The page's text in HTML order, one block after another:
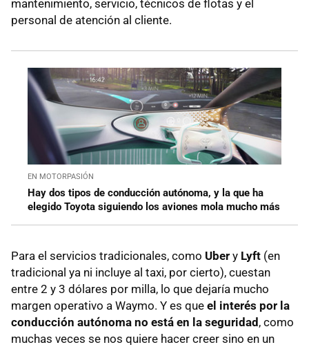
mantenimiento, servicio, técnicos de flotas y el
personal de atención al cliente.
EN MOTORPASIÓN
Hay dos tipos de conducción autónoma, y la que ha
elegido Toyota siguiendo los aviones mola mucho más
Para el servicios tradicionales, como Uber y Lyft (en
tradicional ya ni incluye al taxi, por cierto), cuestan
entre 2 y 3 dólares por milla, lo que dejaría mucho
margen operativo a Waymo. Y es que el interés por la
conducción autónoma no está en la seguridad, como
muchas veces se nos quiere hacer creer sino en un